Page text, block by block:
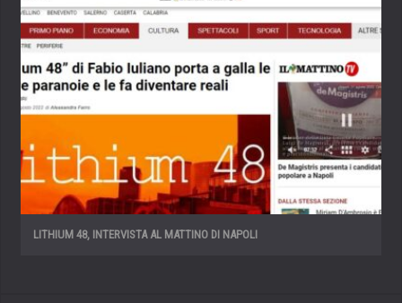
LITHIUM 48, INTERVISTA AL MATTINO DI NAPOLI